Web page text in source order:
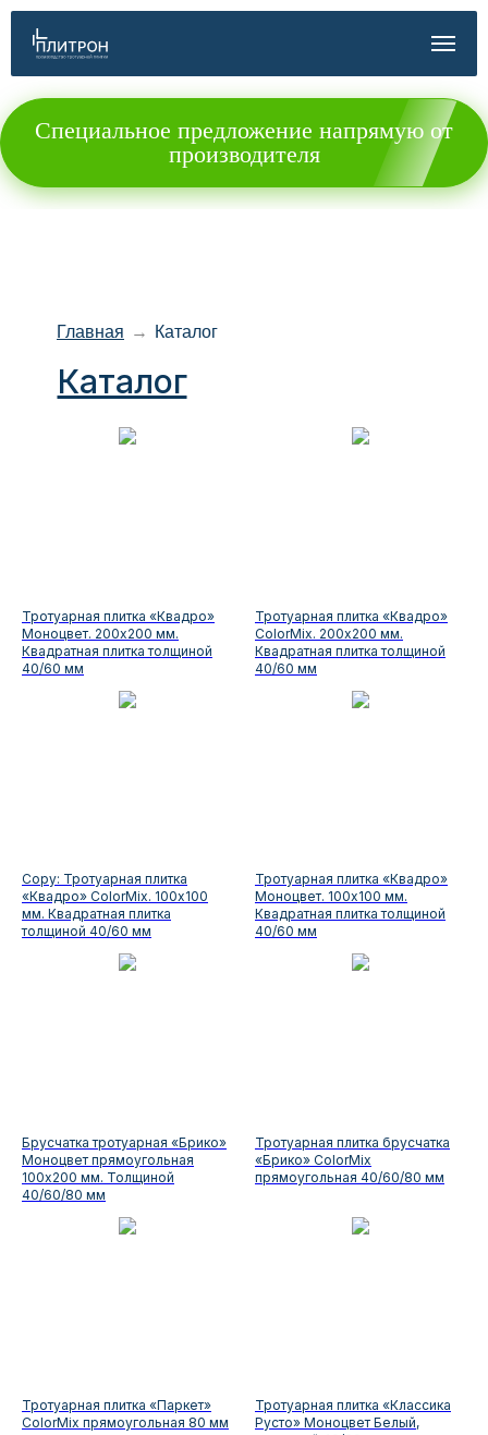
Специальное предложение напрямую от
производителя
Каталог
Главная Каталог
→
Тротуарная плитка «Квадро»
Моноцвет. 200х200 мм.
Квадратная плитка толщиной
40/60 мм
Тротуарная плитка «Квадро»
ColorMix. 200х200 мм.
Квадратная плитка толщиной
40/60 мм
Copy: Тротуарная плитка
«Квадро» ColorMix. 100х100
мм. Квадратная плитка
толщиной 40/60 мм
Тротуарная плитка «Квадро»
Моноцвет. 100х100 мм.
Квадратная плитка толщиной
40/60 мм
Брусчатка тротуарная «Брико»
Моноцвет прямоугольная
100х200 мм. Толщиной
40/60/80 мм
Тротуарная плитка брусчатка
«Брико» ColorMix
прямоугольная 40/60/80 мм
Тротуарная плитка «Паркет»
ColorMix прямоугольная 80 мм
Тротуарная плитка «Классика
Русто» Моноцвет Белый,